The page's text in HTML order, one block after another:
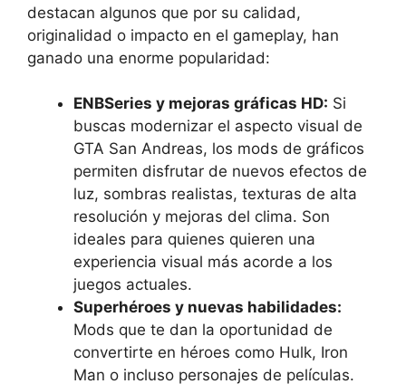
destacan algunos que por su calidad,
originalidad o impacto en el gameplay, han
ganado una enorme popularidad:
ENBSeries y mejoras gráficas HD: Si
buscas modernizar el aspecto visual de
GTA San Andreas, los mods de gráficos
permiten disfrutar de nuevos efectos de
luz, sombras realistas, texturas de alta
resolución y mejoras del clima. Son
ideales para quienes quieren una
experiencia visual más acorde a los
juegos actuales.
Superhéroes y nuevas habilidades:
Mods que te dan la oportunidad de
convertirte en héroes como Hulk, Iron
Man o incluso personajes de películas.